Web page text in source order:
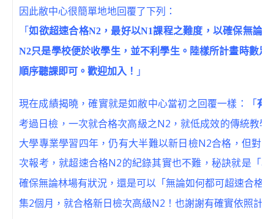
因此敝中心很簡單地地回覆了下列：
「如欲超速合格N2，最好以N1課程之難度，以確保無論
N2只是學校便於收學生，並不利學生。陸樣所計畫時數
順序聽課即可。歡迎加入！ 」
現在成績揭曉，確實就是如敝中心當初之回覆一樣： 「有
考過日檢，一次就合格次高級之N2，就低成效的傳統教
大學專業學習四年，仍有大半難以新日檢N2合格，但對
次報考，就超速合格N2的紀錄其實也不難，秘訣就是「以
確保無論林場有狀況，還是可以「無論如何都可超速合格
集2個月，就合格新日檢次高級N2！也謝謝有確實依照計